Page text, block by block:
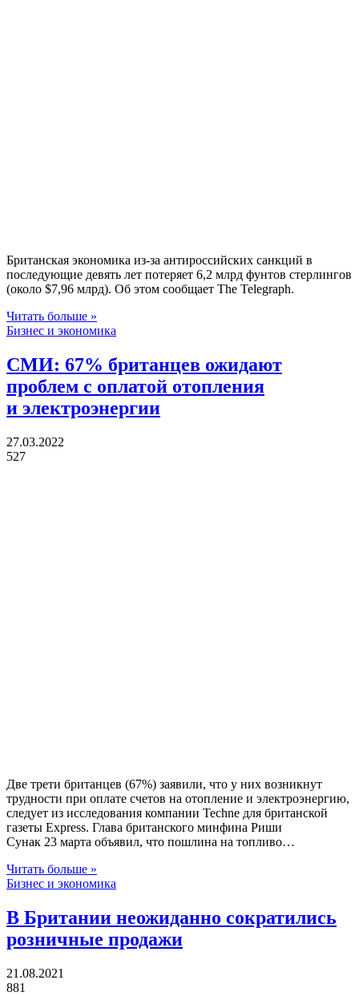
Британская экономика из-за антироссийских санкций в
последующие девять лет потеряет 6,2 млрд фунтов стерлингов
(около $7,96 млрд). Об этом сообщает The Telegraph.
Читать больше »
Бизнес и экономика
СМИ: 67% британцев ожидают
проблем с оплатой отопления
и электроэнергии
27.03.2022
527
Две трети британцев (67%) заявили, что у них возникнут
трудности при оплате счетов на отопление и электроэнергию,
следует из исследования компании Techne для британской
газеты Express. Глава британского минфина Риши
Сунак 23 марта объявил, что пошлина на топливо…
Читать больше »
Бизнес и экономика
В Британии неожиданно сократились
розничные продажи
21.08.2021
881